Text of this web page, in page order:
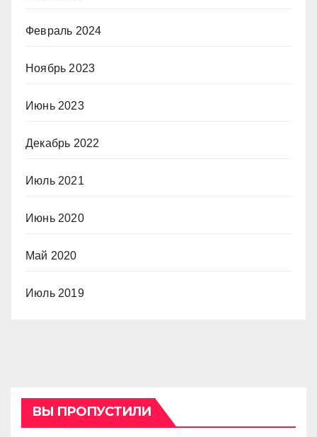
Февраль 2024
Ноябрь 2023
Июнь 2023
Декабрь 2022
Июль 2021
Июнь 2020
Май 2020
Июль 2019
ВЫ ПРОПУСТИЛИ